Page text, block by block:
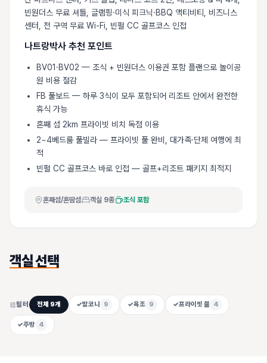
빈원더스 무료 셔틀, 글램핑·미식 피크닉·BBQ 액티비티, 비즈니스
센터, 전 구역 무료 Wi-Fi, 빈펄 CC 골프코스 인접
나트랑박사 추천 포인트
BV01·BV02 — 조식 + 빈원더스 이용권 포함 플랜으로 놀이공
원 비용 절감
FB 풀보드 — 하루 3식이 모두 포함되어 리조트 안에서 완전한
휴식 가능
혼째 섬 2km 프라이빗 비치 독점 이용
2~4베드룸 풀빌라 — 프라이빗 풀 완비, 대가족·단체 여행에 최
적
빈펄 CC 골프코스 바로 인접 — 골프+리조트 패키지 최적지
혼째섬/혼땀섬 객실 9종 조식 포함
객실 선택
필터 전체 9개 ✓발코니 9 ✓욕조 9 ✓프라이빗 풀 4
✓주방 4